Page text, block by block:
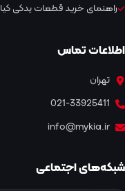
راهنمای خرید قطعات یدکی کیا
اطلاعات تماس
تهران
021-33925411
info@mykia.ir
شبکه‌های اجتماعی